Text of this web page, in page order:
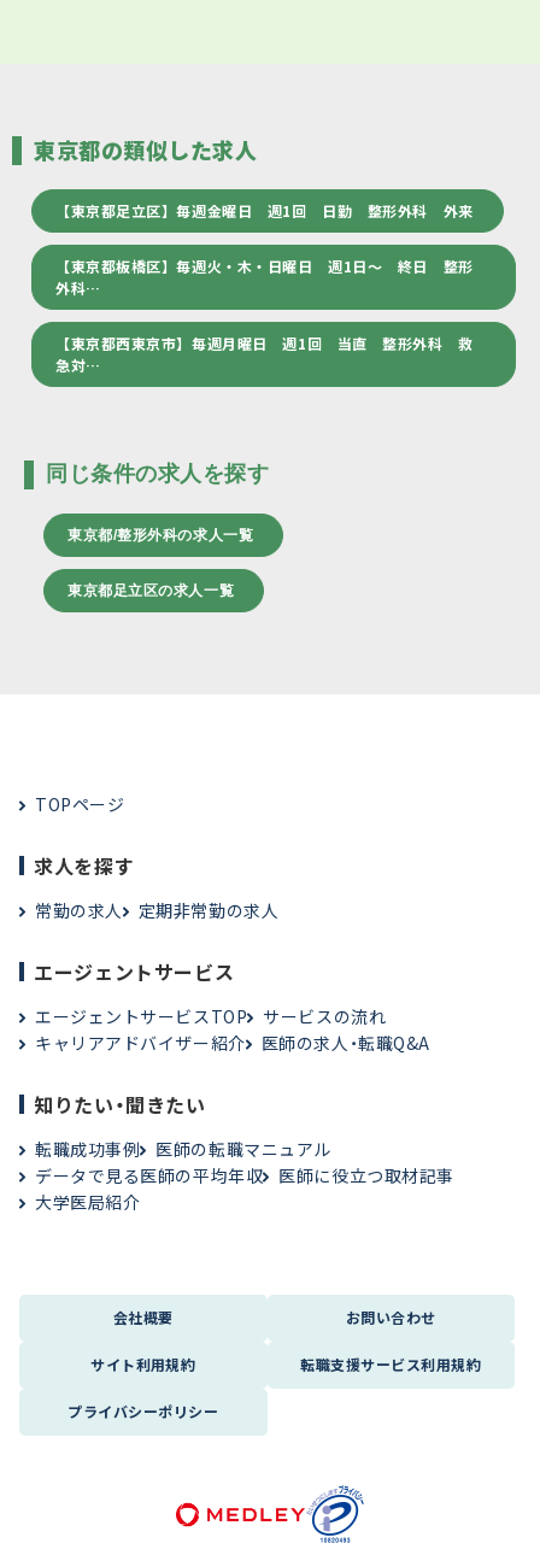
東京都の類似した求人
【東京都足立区】毎週金曜日 週1回 日勤 整形外科 外来
【東京都板橋区】毎週火・木・日曜日 週1日～ 終日 整形
外科…
【東京都西東京市】毎週月曜日 週1回 当直 整形外科 救
急対…
同じ条件の求人を探す
東京都/整形外科の求人一覧
東京都足立区の求人一覧
TOPページ
求人を探す
常勤の求人 定期非常勤の求人
エージェントサービス
エージェントサービスTOP
サービスの流れ
キャリアアドバイザー紹介
医師の求人・転職Q&A
知りたい・聞きたい
転職成功事例
医師の転職マニュアル
データで見る医師の平均年収
医師に役立つ取材記事
大学医局紹介
会社概要 お問い合わせ
サイト利用規約 転職支援サービス利用規約
プライバシーポリシー